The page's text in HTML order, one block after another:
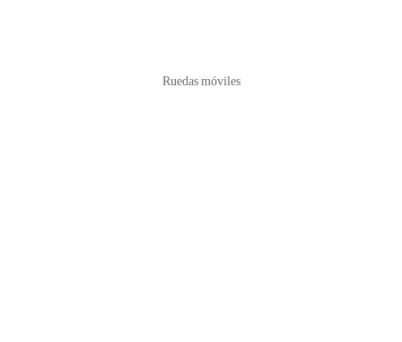
Ruedas móviles